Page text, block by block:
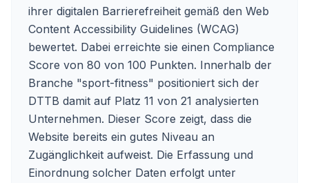
ihrer digitalen Barrierefreiheit gemäß den Web
Content Accessibility Guidelines (WCAG)
bewertet. Dabei erreichte sie einen Compliance
Score von 80 von 100 Punkten. Innerhalb der
Branche "sport-fitness" positioniert sich der
DTTB damit auf Platz 11 von 21 analysierten
Unternehmen. Dieser Score zeigt, dass die
Website bereits ein gutes Niveau an
Zugänglichkeit aufweist. Die Erfassung und
Einordnung solcher Daten erfolgt unter